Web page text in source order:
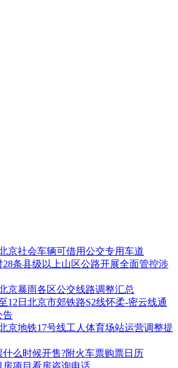
京社会车辆可借用公交专用车道
条县级以上山区公路开展全面管控涉
京暴雨各区公交线路调整汇总
12日北京市郊铁路S2线怀柔-密云线通
告
京地铁17号线工人体育场站运营调整提
什么时候开售?附火车票购票日历
项目看房咨询电话